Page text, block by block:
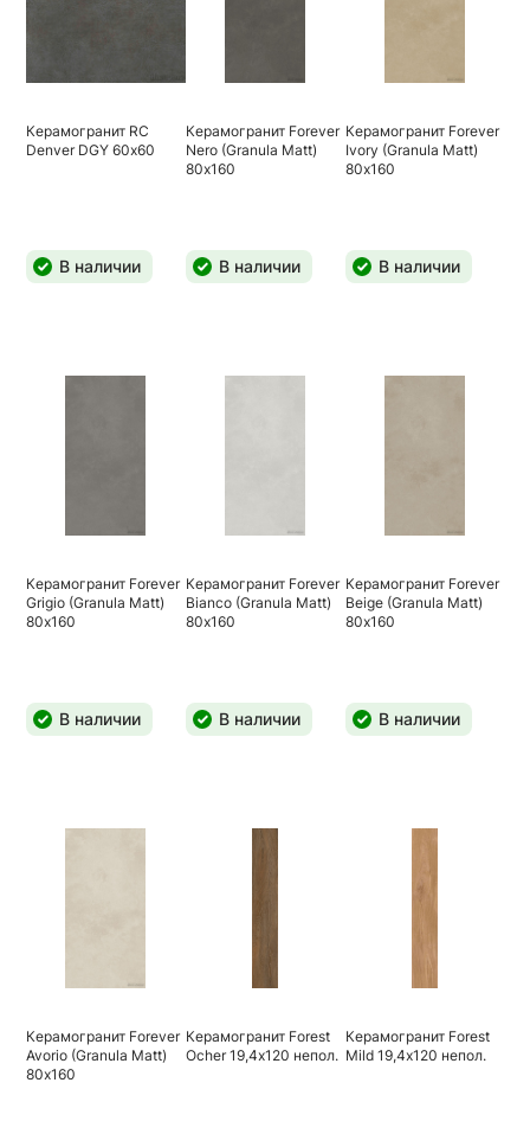
Керамогранит RC
Denver DGY 60х60
В наличии
Керамогранит Forever
Nero (Granula Matt)
80х160
В наличии
Керамогранит Forever
Ivory (Granula Matt)
80х160
В наличии
Керамогранит Forever
Grigio (Granula Matt)
80х160
В наличии
Керамогранит Forever
Bianco (Granula Matt)
80х160
В наличии
Керамогранит Forever
Beige (Granula Matt)
80х160
В наличии
Керамогранит Forever
Avorio (Granula Matt)
80х160
Керамогранит Forest
Ocher 19,4х120 непол.
Керамогранит Forest
Mild 19,4х120 непол.